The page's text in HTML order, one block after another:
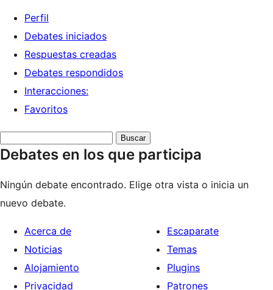
Perfil
Debates iniciados
Respuestas creadas
Debates respondidos
Interacciones:
Favoritos
debates:
Debates en los que participa
Ningún debate encontrado. Elige otra vista o inicia un
nuevo debate.
Acerca de
Noticias
Alojamiento
Privacidad
Escaparate
Temas
Plugins
Patrones